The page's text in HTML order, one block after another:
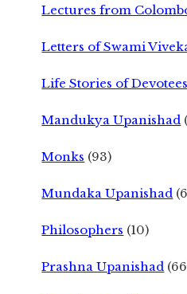
Lectures from
Letters of Swami
Life Stories of Devotees
Mandukya Upanishad
Monks (93)
Mundaka Upanishad
Philosophers (10)
Prashna Upanishad